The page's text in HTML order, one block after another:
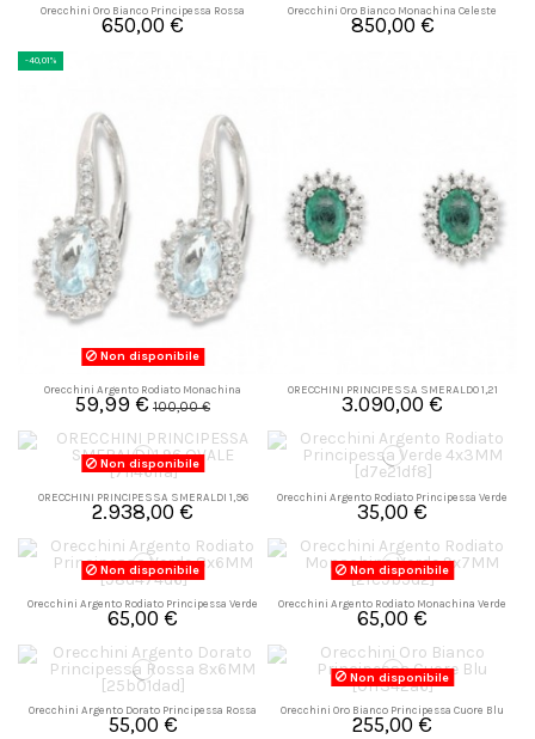
Orecchini Oro Bianco Principessa Rossa
8x6MM
650,00 €
Orecchini Oro Bianco Monachina Celeste
Zirconi Bia
850,00 €
-40,01%
Non disponibile
Orecchini Argento Rodiato Monachina
Celeste 6x4MM
59,99 € 100,00 €
ORECCHINI PRINCIPESSA SMERALDO 1,21
OVALE
3.090,00 €
Non disponibile
ORECCHINI PRINCIPESSA SMERALDI 1,96
OVALE
2.938,00 €
Orecchini Argento Rodiato Principessa Verde
4x3MM
35,00 €
Non disponibile
Orecchini Argento Rodiato Principessa Verde
8x6MM
65,00 €
Non disponibile
Orecchini Argento Rodiato Monachina Verde
9x7MM
65,00 €
Orecchini Argento Dorato Principessa Rossa
8x6MM
55,00 €
Non disponibile
Orecchini Oro Bianco Principessa Cuore Blu
255,00 €